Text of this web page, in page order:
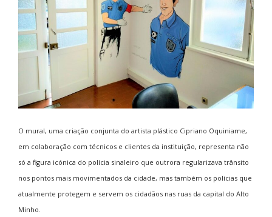
O mural, uma criação conjunta do artista plástico Cipriano Oquiniame,
em colaboração com técnicos e clientes da instituição, representa não
só a figura icónica do polícia sinaleiro que outrora regularizava trânsito
nos pontos mais movimentados da cidade, mas também os polícias que
atualmente protegem e servem os cidadãos nas ruas da capital do Alto
Minho.